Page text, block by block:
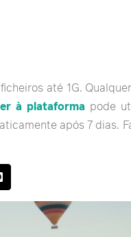
até 1G.
à plataforma pode
após 7 dias.